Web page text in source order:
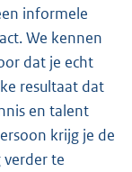
informele
We kennen
dat je echt
resultaat dat
en talent
krijg je de
te